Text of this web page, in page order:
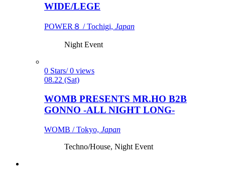
WIDE/LEGE
POWER８ / Tochigi, Japan
Night Event
0 Stars/ 0 views
08.22 (Sat)
WOMB PRESENTS MR.HO B2B
GONNO -ALL NIGHT LONG-
WOMB / Tokyo, Japan
Techno/House, Night Event